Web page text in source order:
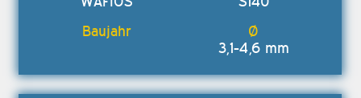
3,1-4,6 mm